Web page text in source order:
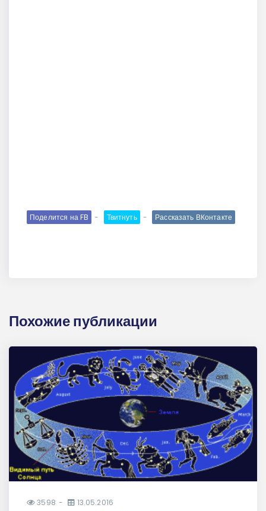
Поделится на FB Твитнуть Рассказать ВКонтакте
Похожие публикации
3598 13.05.2016